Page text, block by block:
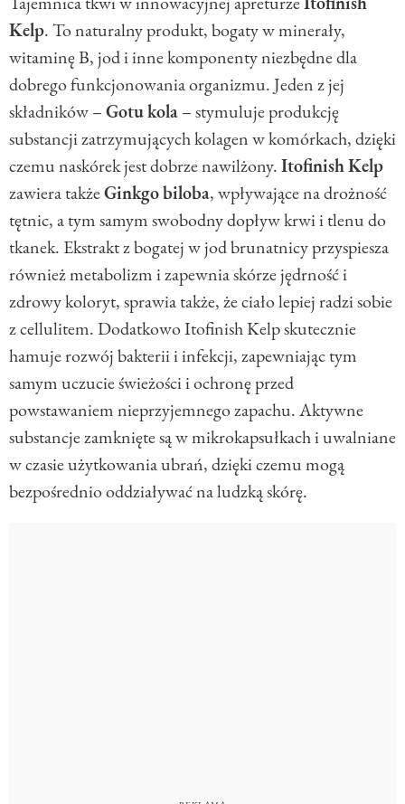
Kelp. To naturalny produkt, bogaty w minerały,
witaminę B, jod i inne komponenty niezbędne dla
dobrego funkcjonowania organizmu. Jeden z jej
składników –Gotukola– stymuluje produkcję
substancji zatrzymujących kolagen w komórkach, dzięki
czemu naskórek jest dobrze nawilżony.ItofinishKelp
zawiera takżeGinkgobiloba, wpływające na drożność
tętnic, a tym samym swobodny dopływ krwi i tlenu do
tkanek. Ekstrakt z bogatej w jod brunatnicy przyspiesza
również metabolizm i zapewnia skórze jędrność i
zdrowy koloryt, sprawia także, że ciało lepiej radzi sobie
z cellulitem. Dodatkowo Itofinish Kelp skutecznie
hamuje rozwój bakterii i infekcji, zapewniając tym
samym uczucie świeżości i ochronę przed
powstawaniem nieprzyjemnego zapachu. Aktywne
substancje zamknięte są w mikrokapsułkach i uwalniane
w czasie użytkowania ubrań, dzięki czemu mogą
bezpośrednio oddziaływać na ludzką skórę.